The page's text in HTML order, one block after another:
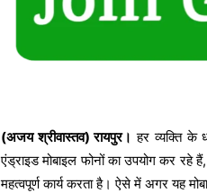
(अजय श्रीवास्तव) रायपुर। हर व्यक्ति के
एंड्राइड मोबाइल फोनों का उपयोग कर
महत्वपूर्ण कार्य करता है। ऐसे में अगर यह